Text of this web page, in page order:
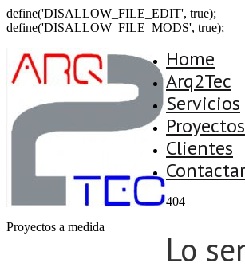
define('DISALLOW_FILE_EDIT', true);
define('DISALLOW_FILE_MODS', true);
Proyectos a medida
Home
Arq2Tec
Servicios
Proyectos
Clientes
Contactar
404
Lo